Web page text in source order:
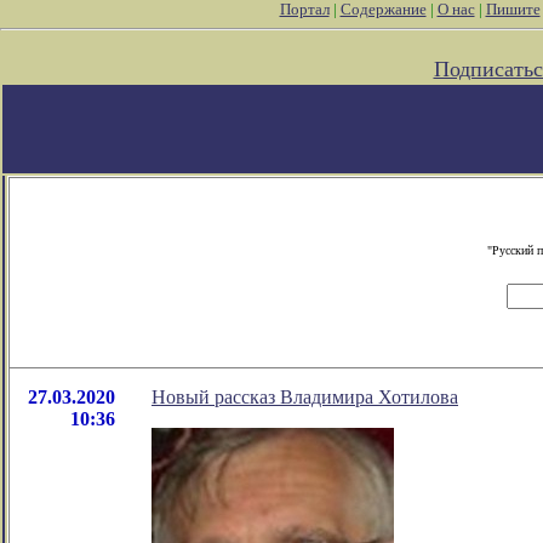
Портал| Содержание| О нас| Пишите
"Русский
27.03.2020
10:36
Новый рассказ Владимира Хотилова